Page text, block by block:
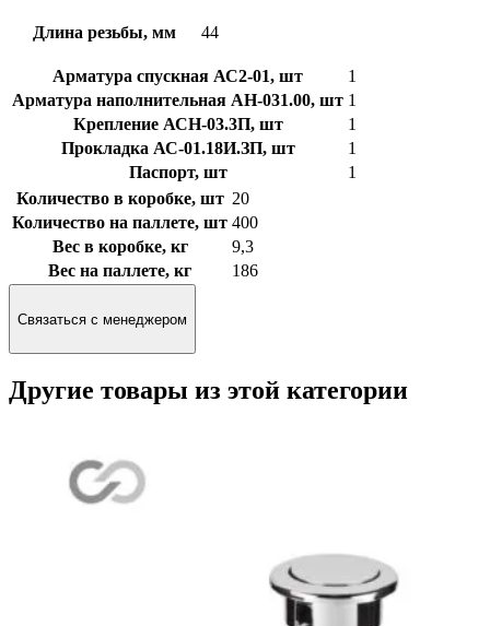
Длина резьбы, мм 44
Арматура спускная АС2-01, шт
1
Арматура наполнительная АН-031.00, шт 1
Крепление АСН-03.3П, шт
1
Прокладка АС-01.18И.ЗП, шт
1
Паспорт, шт
1
Количество в коробке, шт 20
Количество на паллете, шт 400
Вес в коробке, кг
9,3
Вес на паллете, кг
186
Связаться с менеджером
Другие товары из этой категории